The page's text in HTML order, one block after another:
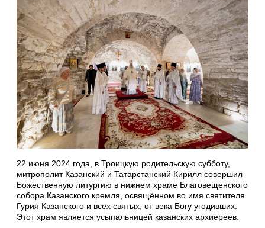
22 июня 2024 года, в Троицкую родительскую субботу,
митрополит Казанский и Татарстанский Кирилл совершил
Божественную литургию в нижнем храме Благовещенского
собора Казанского кремля, освящённом во имя святителя
Гурия Казанского и всех святых, от века Богу угодивших.
Этот храм является усыпальницей казанских архиереев.